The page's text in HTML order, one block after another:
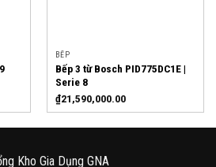
BẾP
Bếp 3 từ Bosch PID775DC1E |
Serie 8
₫21,590,000.00
Kho Gia Dụng GNA